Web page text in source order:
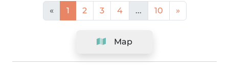
« 1 2 3 4 ... 10 »
Map